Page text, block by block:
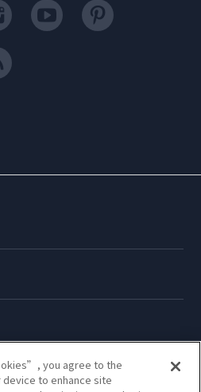
you agree to the
to enhance site